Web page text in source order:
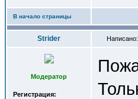
В начало страницы
Strider
Модератор
Регистрация: